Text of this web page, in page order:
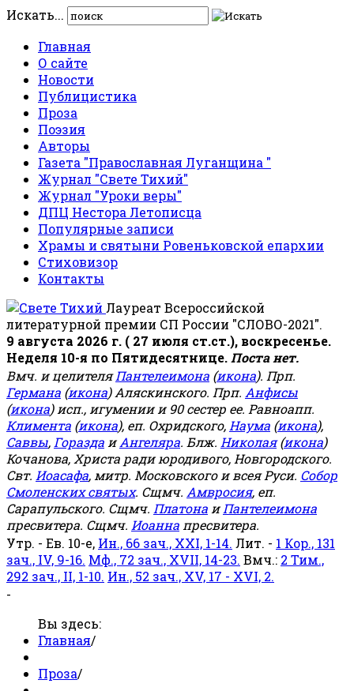
Искать...
Главная
О сайте
Новости
Публицистика
Проза
Поэзия
Авторы
Газета "Православная Луганщина "
Журнал "Свете Тихий"
Журнал "Уроки веры"
ДПЦ Нестора Летописца
Популярные записи
Храмы и святыни Ровеньковской епархии
Стиховизор
Контакты
Лауреат Всероссийской
литературной премии СП России "СЛОВО-2021".
9 августа 2026 г. ( 27 июля ст.ст.), воскресенье.
Неделя 10-я по Пятидесятнице. Поста нет.
Вмч. и целителяПантелеимона (икона). Прп.
Германа (икона) Аляскинского. Прп. Анфисы
(икона) исп., игумении и 90 сестер ее. Равноапп.
Климента (икона), еп. Охридского, Наума (икона),
Саввы, Горазда иАнгеляра. Блж. Николая(икона)
Кочанова, Христа ради юродивого, Новгородского.
Свт. Иоасафа, митр. Московского и всея Руси. Собор
Смоленских святых. Сщмч. Амвросия, еп.
Сарапульского. Сщмч. Платона иПантелеимона
пресвитера. Сщмч. Иоанна пресвитера.
Утр. - Ев. 10-е, Ин., 66 зач., XXI, 1-14. Лит. - 1 Кор., 131
зач., IV, 9-16. Мф., 72 зач., XVII, 14-23. Вмч.: 2 Тим.,
292 зач., II, 1-10. Ин., 52 зач., XV, 17 - XVI, 2.
-
Вы здесь:
Главная/
Проза/